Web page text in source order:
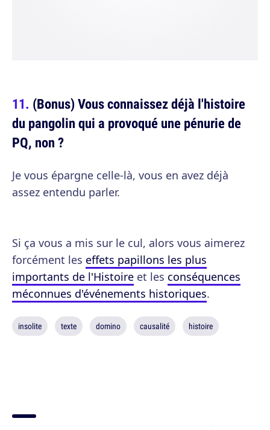
(Bonus) Vous connaissez déjà l'histoire
du pangolin qui a provoqué une pénurie de
PQ, non ?
Je vous épargne celle-là, vous en avez déjà
assez entendu parler.
Si ça vous a mis sur le cul, alors vous aimerez
forcément les effets papillons les plus
importants de l'Histoire et les conséquences
méconnues d'événements historiques.
insolite texte domino causalité histoire